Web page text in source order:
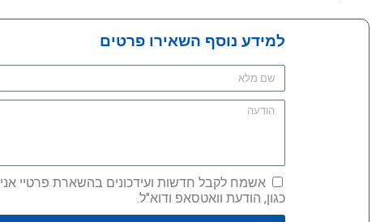
למידע נוסף השאירו פרטים
אשמח לקבל חדשות ועידכונים בהשארת פרטיי אני
כגון, הודעת וואטסאפ ודוא"ל.